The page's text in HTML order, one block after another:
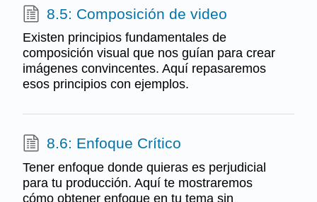
8.5: Composición de video
Existen principios fundamentales de
composición visual que nos guían para crear
imágenes convincentes. Aquí repasaremos
esos principios con ejemplos.
8.6: Enfoque Crítico
Tener enfoque donde quieras es perjudicial
para tu producción. Aquí te mostraremos
cómo obtener enfoque en tu tema sin